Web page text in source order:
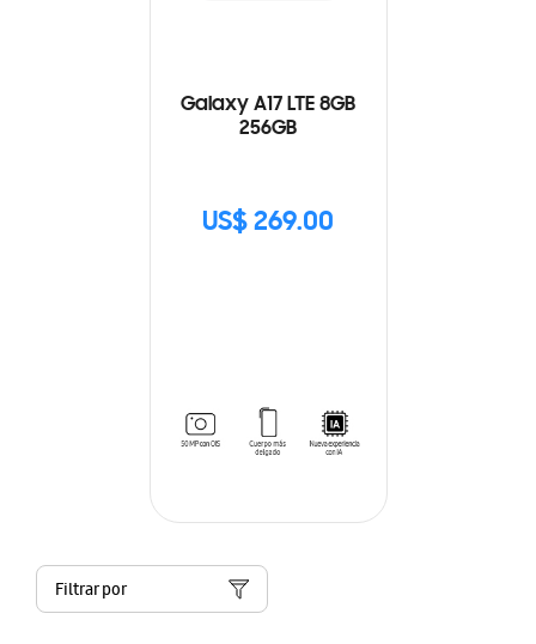
Galaxy A17 LTE 8GB
256GB
US$ 269.00
Filtrar por